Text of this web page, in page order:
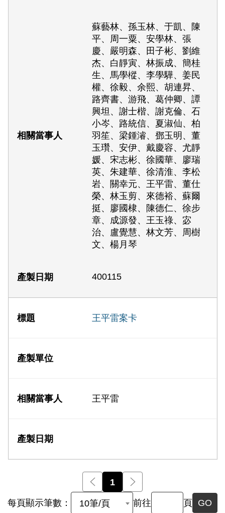
蘇藝林、孫玉林、于凱、陳
平、周一粟、安學林、張
慶、嚴明森、田子彬、劉維
杰、白靜寅、林振成、簡桂
生、馬學樅、李學驊、姜民
權、徐毅、余熙、胡連昇、
路齊書、游飛、葛仲卿、譚
興坦、謝士楷、謝克倫、石
小岑、路統信、夏淑仙、柏
羽笙、梁鍾濬、鄧玉明、董
玉瓚、安伊、戴慶容、尤靜
媛、宋志彬、徐國華、廖瑞
英、朱建華、徐清淮、李松
岩、關幸元、王平雷、董仕
榮、林玉剪、來德裕、蘇爾
挺、廖國棣、陳德仁、徐步
章、成源發、王玉祿、宓
治、盧覺慧、林文芳、周樹
文、楊月琴
400115
王平雷案卡
王平雷
前一頁
1
每頁顯示筆數： 10筆/頁 前往 頁 GO